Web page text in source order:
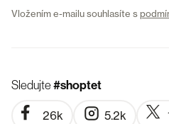
Vložením e-mailu souhlasíte s
Sledujte#shoptet
26k 5.2k